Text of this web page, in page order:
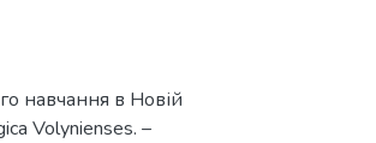
навчання в Новій
Volynienses. –